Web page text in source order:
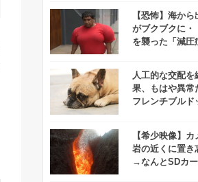
【恐怖】海か
がブクブクに・
を襲った「減圧
人工的な交配を
果、もはや異常
フレンチブルド
【希少映像】
岩の近くに置き
→なんとSDカ